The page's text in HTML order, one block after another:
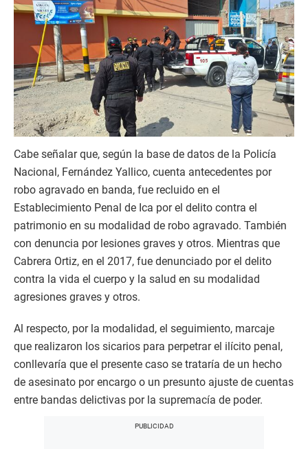
Cabe señalar que, según la base de datos de la Policía
Nacional, Fernández Yallico, cuenta antecedentes por
robo agravado en banda, fue recluido en el
Establecimiento Penal de Ica por el delito contra el
patrimonio en su modalidad de robo agravado. También
con denuncia por lesiones graves y otros. Mientras que
Cabrera Ortiz, en el 2017, fue denunciado por el delito
contra la vida el cuerpo y la salud en su modalidad
agresiones graves y otros.
Al respecto, por la modalidad, el seguimiento, marcaje
que realizaron los sicarios para perpetrar el ilícito penal,
conllevaría que el presente caso se trataría de un hecho
de asesinato por encargo o un presunto ajuste de cuentas
entre bandas delictivas por la supremacía de poder.